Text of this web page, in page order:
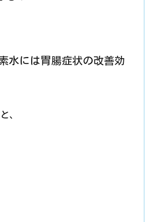
水には胃腸症状の改善効
、